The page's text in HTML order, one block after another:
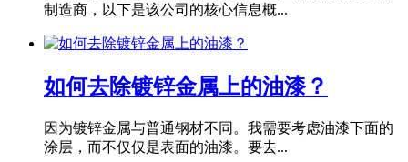
制造商，以下是该公司的核心信息概...
如何去除镀锌金属上的油漆？
因为镀锌金属与普通钢材不同。我需要考虑油漆下面的
涂层，而不仅仅是表面的油漆。要去...